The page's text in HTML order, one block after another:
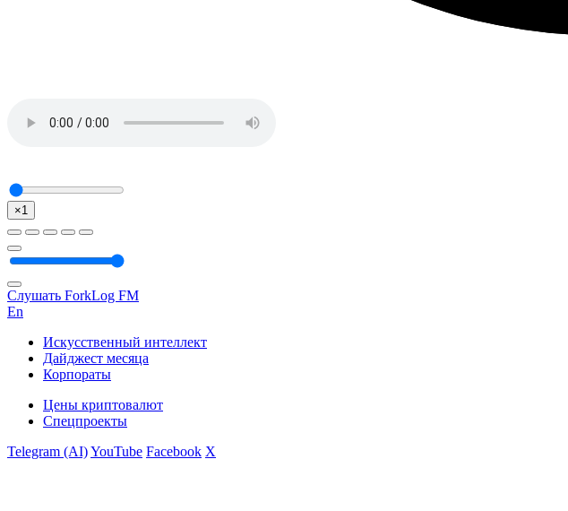
×1
Слушать ForkLog FM
En
Искусственный интеллект
Дайджест месяца
Корпораты
Цены криптовалют
Спецпроекты
Telegram (AI)YouTube Facebook X